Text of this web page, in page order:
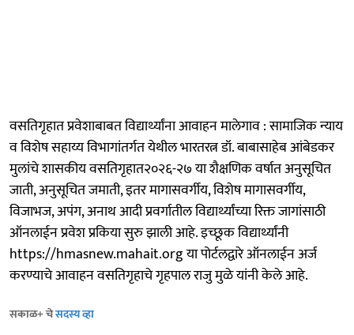
वसतिगृहात प्रवेशाबाबत विद्यार्थ्यांना आवाहन मालेगाव : सामाजिक न्याय
व विशेष सहाय्य विभागांतर्गत येथील भारतरत्न डॉ. बाबासाहेब आंबेडकर
मुलांचे शासकीय वसतिगृहात२०२६-२७ या शैक्षणिक वर्षात अनुसूचित
जाती, अनुसूचित जमाती, इतर मागासवर्गीय, विशेष मागासवर्गीय,
विजाभज, अपंग, अनाथ आदी प्रवर्गातील विद्यार्थ्यांच्या रिक्त जागांसाठी
ऑनलाईन प्रवेश प्रकिया सुरु झाली आहे. इच्छूक विद्यार्थ्यांनी
https://hmasnew.mahait.org या पोर्टलद्वारे ऑनलाईन अर्ज
करण्याचे आवाहन वसतिगृहाचे गृहपाल राजु मुळे यांनी केले आहे.
सकाळ+ चेसदस्य व्हा